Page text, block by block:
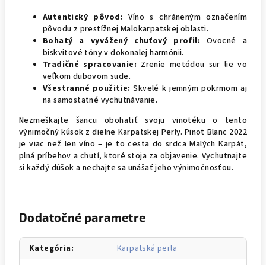
Autentický pôvod: Víno s chráneným označením
pôvodu z prestížnej Malokarpatskej oblasti.
Bohatý a vyvážený chuťový profil: Ovocné a
biskvitové tóny v dokonalej harmónii.
Tradičné spracovanie: Zrenie metódou sur lie vo
veľkom dubovom sude.
Všestranné použitie: Skvelé k jemným pokrmom aj
na samostatné vychutnávanie.
Nezmeškajte šancu obohatiť svoju vinotéku o tento
výnimočný kúsok z dielne Karpatskej Perly. Pinot Blanc 2022
je viac než len víno – je to cesta do srdca Malých Karpát,
plná príbehov a chutí, ktoré stoja za objavenie. Vychutnajte
si každý dúšok a nechajte sa unášať jeho výnimočnosťou.
Dodatočné parametre
Kategória:
Karpatská perla